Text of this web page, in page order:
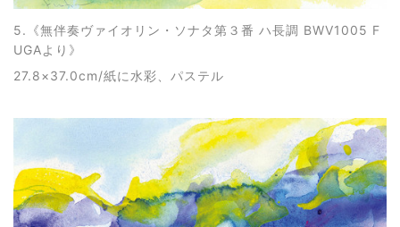
5.《無伴奏ヴァイオリン・ソナタ第３番 ハ長調 BWV1005 F
UGAより 》
27.8×37.0cm/紙に水彩、パステル